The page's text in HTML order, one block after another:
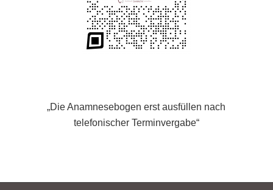
„Die Anamnesebogen erst ausfüllen nach
telefonischer Terminvergabe“